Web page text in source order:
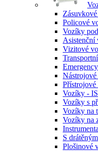
Policové
Vozíky
Asistenční
Vizitové
Vozíky -
Vozíky s
Vozíky na
Vozíky na
S
Plošinové